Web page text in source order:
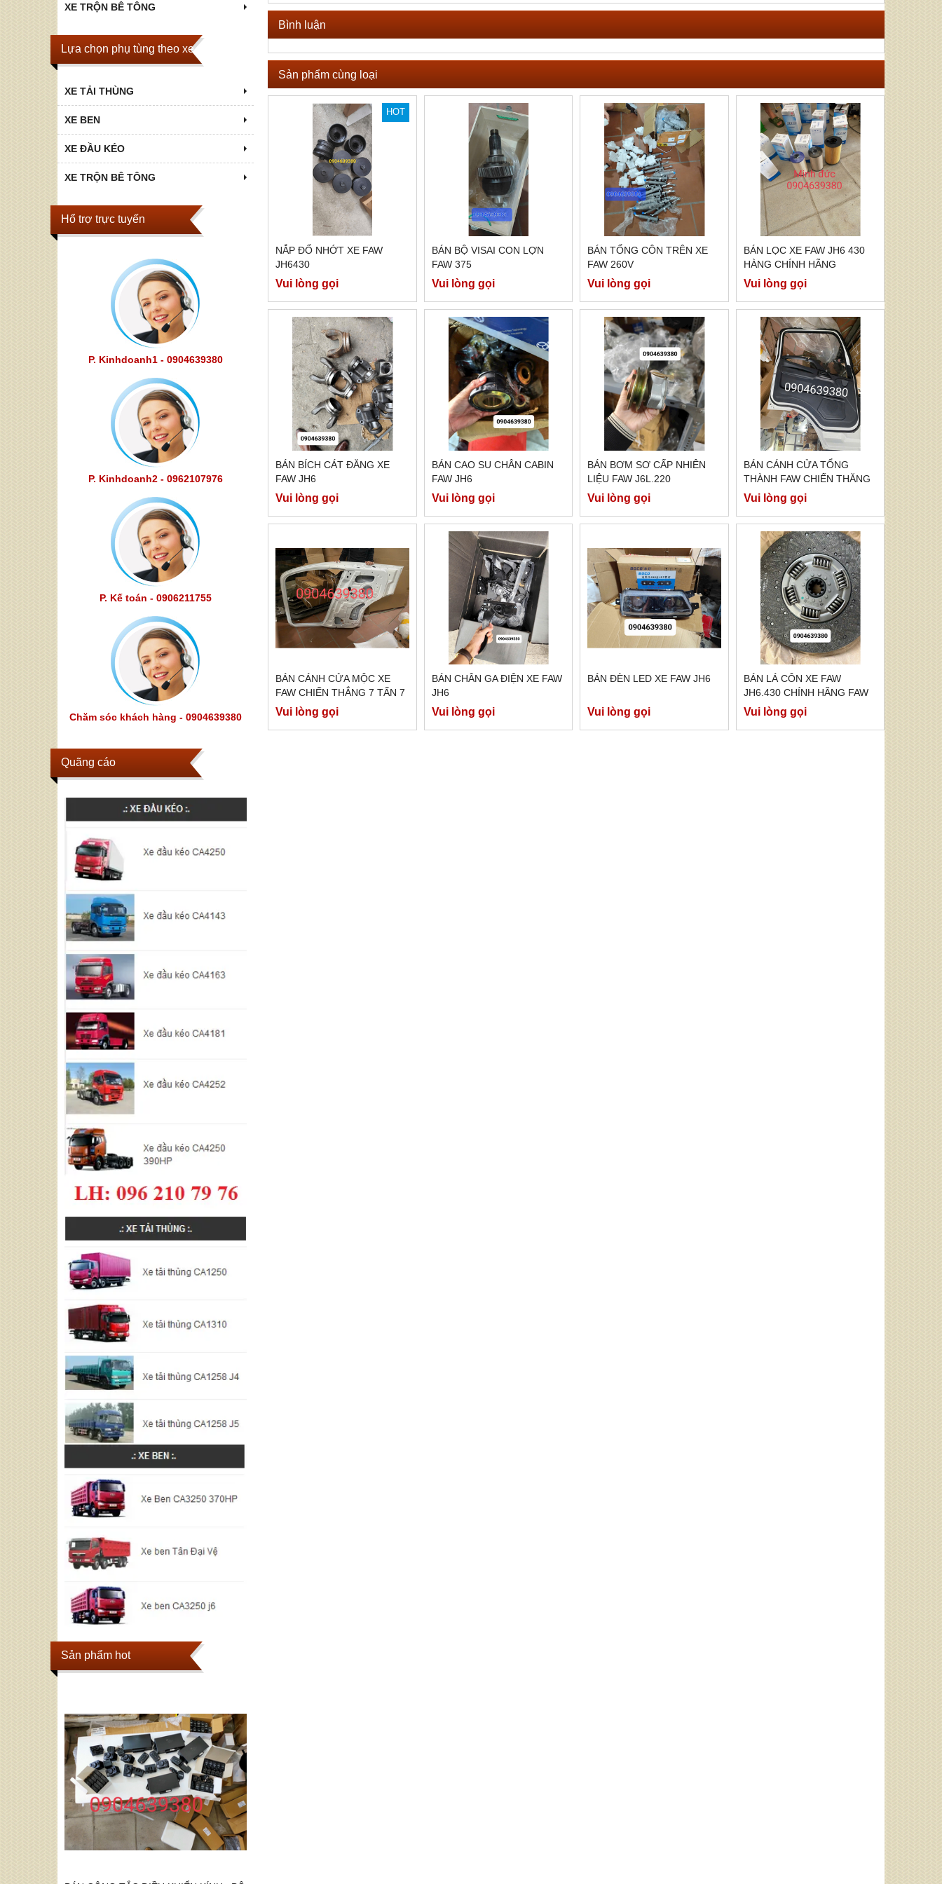
XE TRỘN BÊ TÔNG
Lựa chọn phụ tùng theo xe
XE TẢI THÙNG
XE BEN
XE ĐẦU KÉO
XE TRỘN BÊ TÔNG
Hổ trợ trực tuyến
P. Kinhdoanh1 - 0904639380
P. Kinhdoanh2 - 0962107976
P. Kế toán - 0906211755
Chăm sóc khách hàng - 0904639380
Quãng cáo
Sản phẩm hot
Bình luận
Sản phẩm cùng loại
HOT
NẮP ĐỔ NHỚT XE FAW
JH6430
Vui lòng gọi
BÁN BỘ VISAI CON LỢN
FAW 375
Vui lòng gọi
BÁN TỔNG CÔN TRÊN XE
FAW 260V
Vui lòng gọi
BÁN LỌC XE FAW JH6 430
HÀNG CHÍNH HÃNG
Vui lòng gọi
BÁN BÍCH CÁT ĐĂNG XE
FAW JH6
Vui lòng gọi
BÁN CAO SU CHÂN CABIN
FAW JH6
Vui lòng gọi
BÁN BƠM SƠ CẤP NHIÊN
LIỆU FAW J6L.220
Vui lòng gọi
BÁN CÁNH CỬA TỔNG
THÀNH FAW CHIẾN THĂNG
7 TẤN 7
Vui lòng gọi
BÁN CÁNH CỬA MỘC XE
FAW CHIẾN THẮNG 7 TẤN 7
Vui lòng gọi
BÁN CHÂN GA ĐIỆN XE FAW
JH6
Vui lòng gọi
BÁN ĐÈN LED XE FAW JH6
Vui lòng gọi
BÁN LÁ CÔN XE FAW
JH6.430 CHÍNH HÃNG FAW
Vui lòng gọi